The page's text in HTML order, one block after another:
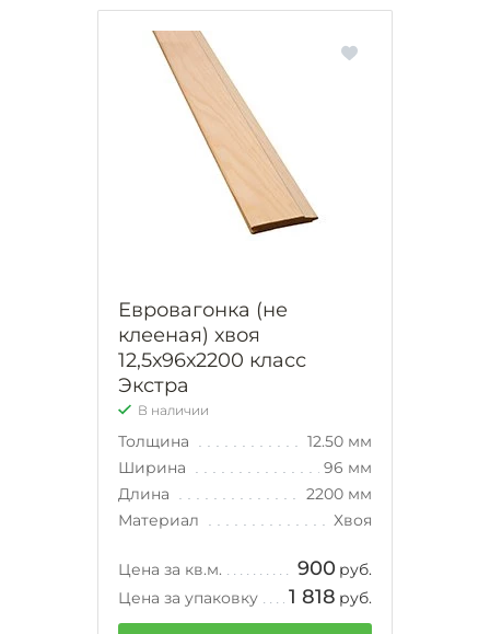
Евровагонка (не
клееная) хвоя
12,5х96х2200 класс
Экстра
В наличии
Толщина
12.50 мм
Ширина
96 мм
Длина
2200 мм
Материал
Хвоя
Цена за кв.м. 900 руб.
Цена за упаковку
1 818 руб.